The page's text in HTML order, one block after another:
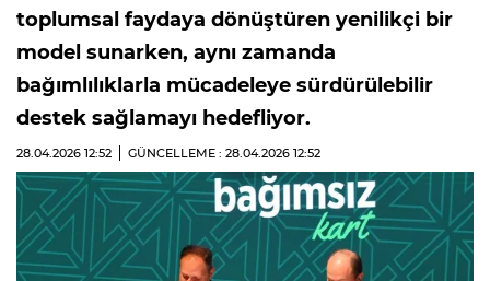
toplumsal faydaya dönüştüren yenilikçi bir
model sunarken, aynı zamanda
bağımlılıklarla mücadeleye sürdürülebilir
destek sağlamayı hedefliyor.
28.04.2026 12:52 GÜNCELLEME : 28.04.2026 12:52